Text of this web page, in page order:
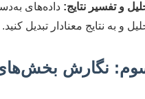
و تفسیر نتایج: داده‌های
و به نتایج معنادار تبدیل کنید.
نگارش